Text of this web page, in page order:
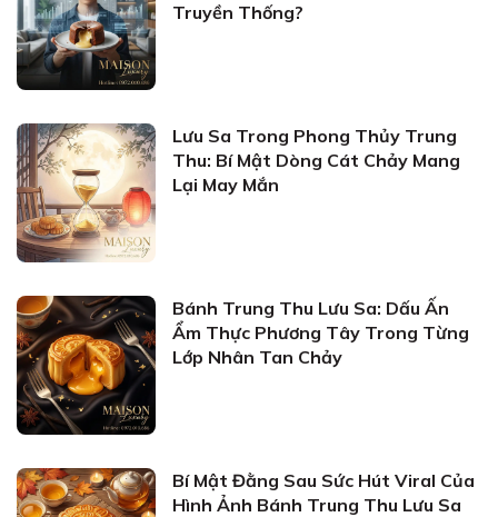
Truyền Thống?
Lưu Sa Trong Phong Thủy Trung
Thu: Bí Mật Dòng Cát Chảy Mang
Lại May Mắn
Bánh Trung Thu Lưu Sa: Dấu Ấn
Ẩm Thực Phương Tây Trong Từng
Lớp Nhân Tan Chảy
Bí Mật Đằng Sau Sức Hút Viral Của
Hình Ảnh Bánh Trung Thu Lưu Sa